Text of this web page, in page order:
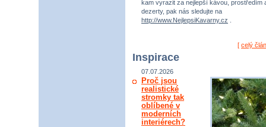
kam vyrazit za nejlepší kávou, prostředím
dezerty, pak nás sledujte na
http://www.NejlepsiKavarny.cz
[ celý
Inspirace
07.07.2026
Proč jsou
realistické
stromky tak
oblíbené v
moderních
interiérech?